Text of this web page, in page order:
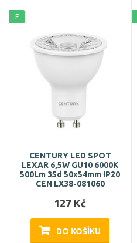
F
CENTURY LED SPOT
LEXAR 6,5W GU10 6000K
500Lm 35d 50x54mm IP20
CEN LX38-081060
127 Kč
DO KOŠÍKU